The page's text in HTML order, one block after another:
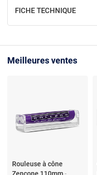
FICHE TECHNIQUE
Meilleures ventes
Rouleuse à cône
Zencone 110mm-